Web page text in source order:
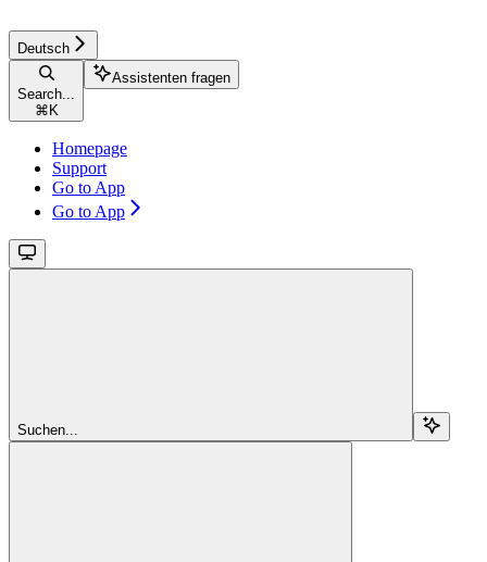
Deutsch
Search...
⌘ K
Assistenten fragen
Homepage
Support
Go to App
Go to App
Suchen...